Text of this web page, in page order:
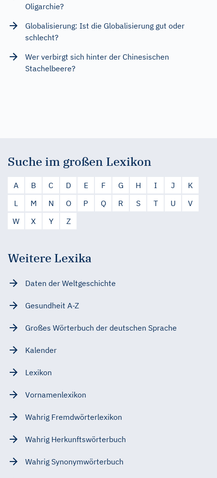
Oligarchie?
Globalisierung: Ist die Globalisierung gut oder
schlecht?
Wer verbirgt sich hinter der Chinesischen
Stachelbeere?
Suche im großen Lexikon
A B C D E F G H I J
K
L
M N O P Q R S T U
V
W
X Y Z
Weitere Lexika
Daten der Weltgeschichte
Gesundheit A-Z
Großes Wörterbuch der deutschen Sprache
Kalender
Lexikon
Vornamenlexikon
Wahrig Fremdwörterlexikon
Wahrig Herkunftswörterbuch
Wahrig Synonymwörterbuch